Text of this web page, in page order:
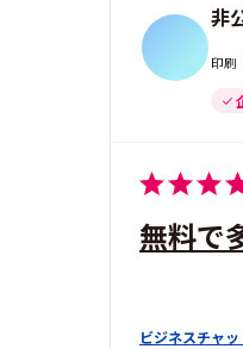
非
印刷
無料で
ビジネスチャッ